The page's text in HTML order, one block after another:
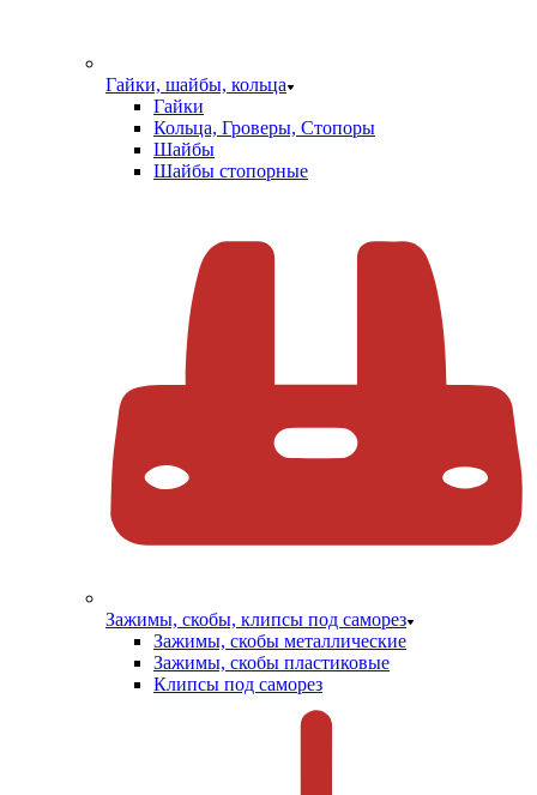
Гайки, шайбы, кольца
Гайки
Кольца, Гроверы, Стопоры
Шайбы
Шайбы стопорные
Зажимы, скобы, клипсы под саморез
Зажимы, скобы металлические
Зажимы, скобы пластиковые
Клипсы под саморез